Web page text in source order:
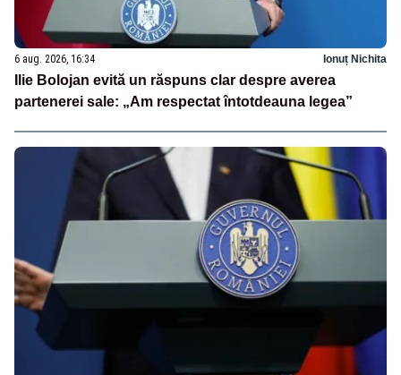
6 aug. 2026, 16:34 Ionuț Nichita
Ilie Bolojan evită un răspuns clar despre averea
partenerei sale: „Am respectat întotdeauna legea”